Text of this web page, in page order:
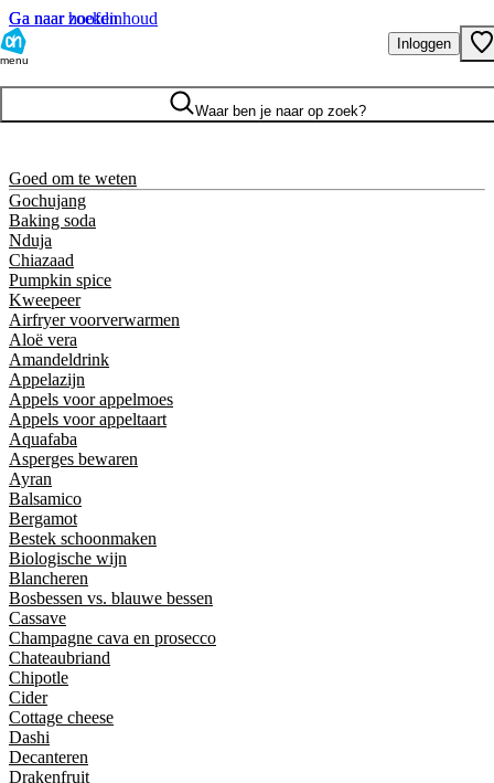
Ga naar hoofdinhoud
Ga naar zoeken
menu
Inloggen
Waar ben je naar op zoek?
Goed om te weten
Gochujang
Baking soda
Nduja
Chiazaad
Pumpkin spice
Kweepeer
Airfryer voorverwarmen
Aloë vera
Amandeldrink
Appelazijn
Appels voor appelmoes
Appels voor appeltaart
Aquafaba
Asperges bewaren
Ayran
Balsamico
Bergamot
Bestek schoonmaken
Biologische wijn
Blancheren
Bosbessen vs. blauwe bessen
Cassave
Champagne cava en prosecco
Chateaubriand
Chipotle
Cider
Cottage cheese
Dashi
Decanteren
Drakenfruit